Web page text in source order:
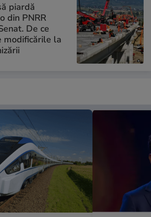
piardă
din PNRR
De ce
modificările la